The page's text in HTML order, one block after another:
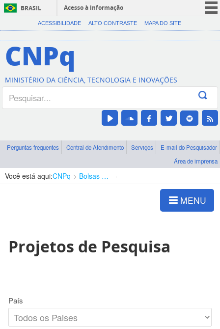
BRASIL
Acesso à informação
CORONAVÍRUS (COVID-19)
Canais
ACESSIBILIDADE ALTO CONTRASTE MAPA DO SITE
CNPq
MINISTÉRIO DA CIÊNCIA, TECNOLOGIA E INOVAÇÕES
Perguntas frequentes Central de Atendimento Serviços
E-mail do Pesquisador
Área de imprensa
Você está aqui:CNPq Bolsas e Auxílios Vigentes
MENU
Projetos de Pesquisa
País